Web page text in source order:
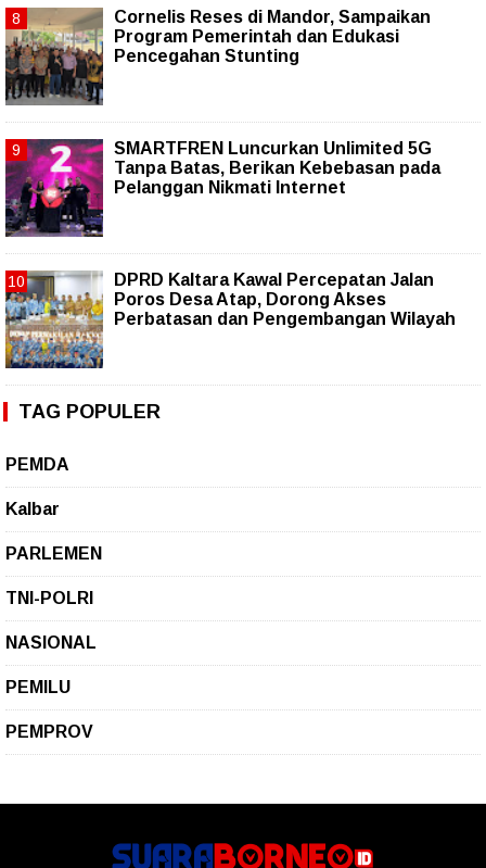
Cornelis Reses di Mandor, Sampaikan
Program Pemerintah dan Edukasi
Pencegahan Stunting
SMARTFREN Luncurkan Unlimited 5G
Tanpa Batas, Berikan Kebebasan pada
Pelanggan Nikmati Internet
DPRD Kaltara Kawal Percepatan Jalan
Poros Desa Atap, Dorong Akses
Perbatasan dan Pengembangan Wilayah
TAG POPULER
PEMDA
Kalbar
PARLEMEN
TNI-POLRI
NASIONAL
PEMILU
PEMPROV